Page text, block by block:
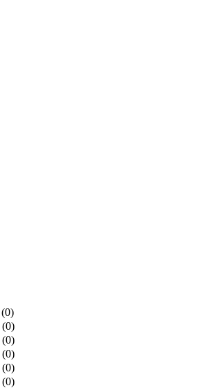
(0)
(0)
(0)
(0)
(0)
(0)